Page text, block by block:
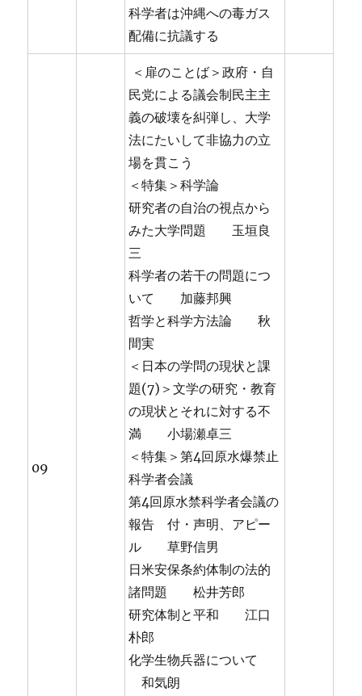
科学者は沖縄への毒ガス
配備に抗議する
09
＜扉のことば＞政府・自
民党による議会制民主主
義の破壊を糾弾し、大学
法にたいして非協力の立
場を貫こう
＜特集＞科学論
研究者の自治の視点から
みた大学問題 玉垣良
三
科学者の若干の問題につ
いて 加藤邦興
哲学と科学方法論 秋
間実
＜日本の学問の現状と課
題(7)＞文学の研究・教育
の現状とそれに対する不
満 小場瀬卓三
＜特集＞第4回原水爆禁止
科学者会議
第4回原水禁科学者会議の
報告 付・声明、アピー
ル 草野信男
日米安保条約体制の法的
諸問題 松井芳郎
研究体制と平和 江口
朴郎
化学生物兵器について
和気朗